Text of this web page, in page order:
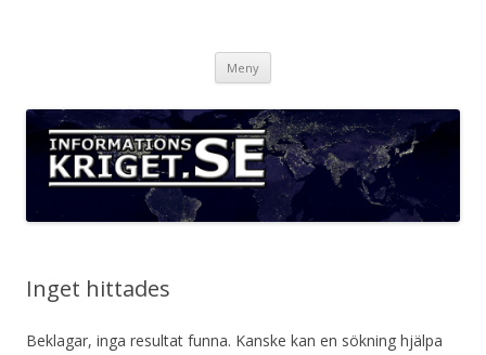
Meny
Inget hittades
Beklagar, inga resultat funna. Kanske kan en sökning hjälpa